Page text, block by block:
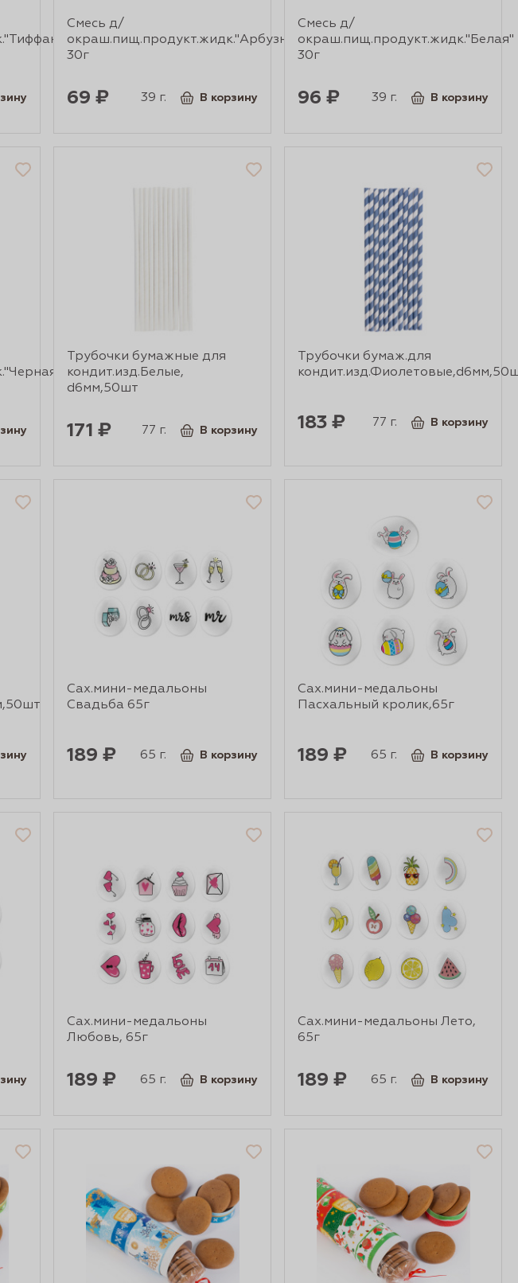
Смесь д/
окраш.пищ.продукт.жидк."Арбузная"
30г
69 ₽ 39 г. В корзину
Смесь д/
окраш.пищ.продукт.жидк."Белая"
30г
96 ₽ 39 г. В корзину
Трубочки бумажные для
кондит.изд.Белые,
d6мм,50шт
171 ₽ 77 г. В корзину
Трубочки бумаж.для
183 ₽ 77 г. В корзину
Сах.мини-медальоны
Свадьба 65г
189 ₽ 65 г. В корзину
Сах.мини-медальоны
Пасхальный кролик,65г
189 ₽ 65 г. В корзину
Сах.мини-медальоны
Любовь, 65г
189 ₽ 65 г. В корзину
Сах.мини-медальоны Лето,
65г
189 ₽ 65 г. В корзину